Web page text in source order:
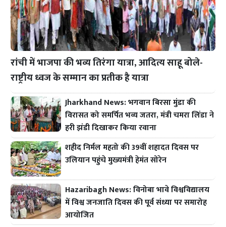
रांची में भाजपा की भव्य तिरंगा यात्रा, आदित्य साहू बोले-
राष्ट्रीय ध्वज के सम्मान का प्रतीक है यात्रा
Jharkhand News: भगवान बिरसा मुंडा की
विरासत को समर्पित भव्य जतरा, मंत्री चमरा लिंडा ने
हरी झंडी दिखाकर किया रवाना
शहीद निर्मल महतो की 39वीं शहादत दिवस पर
उलियान पहुंचे मुख्यमंत्री हेमंत सोरेन
Hazaribagh News: विनोबा भावे विश्वविद्यालय
में विश्व जनजाति दिवस की पूर्व संध्या पर समारोह
आयोजित